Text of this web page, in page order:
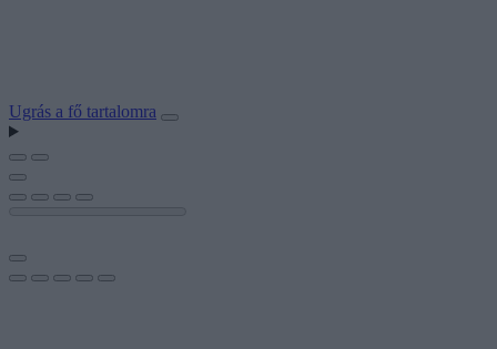
Ugrás a fő tartalomra